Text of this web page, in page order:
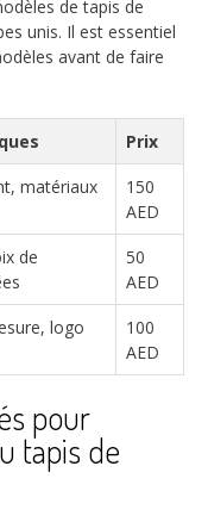
de tapis de
unis. Il est essentiel
avant de faire
Prix
matériaux
150
AED
de
50
AED
logo
100
AED
pour
tapis de